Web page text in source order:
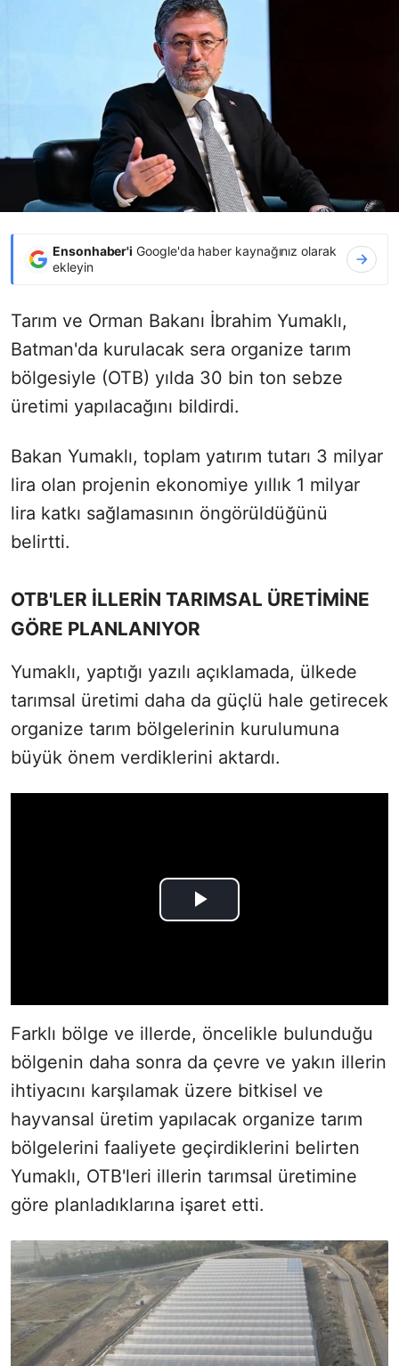
Ensonhaber'i Google'da haber kaynağınız olarak
ekleyin
Tarım ve Orman Bakanı İbrahim Yumaklı,
Batman'da kurulacak sera organize tarım
bölgesiyle (OTB) yılda 30 bin ton sebze
üretimi yapılacağını bildirdi.
Bakan Yumaklı, toplam yatırım tutarı 3 milyar
lira olan projenin ekonomiye yıllık 1 milyar
lira katkı sağlamasının öngörüldüğünü
belirtti.
OTB'LER İLLERİN TARIMSAL ÜRETİMİNE
GÖRE PLANLANIYOR
Yumaklı, yaptığı yazılı açıklamada, ülkede
tarımsal üretimi daha da güçlü hale getirecek
organize tarım bölgelerinin kurulumuna
büyük önem verdiklerini aktardı.
Farklı bölge ve illerde, öncelikle bulunduğu
bölgenin daha sonra da çevre ve yakın illerin
ihtiyacını karşılamak üzere bitkisel ve
hayvansal üretim yapılacak organize tarım
bölgelerini faaliyete geçirdiklerini belirten
Yumaklı, OTB'leri illerin tarımsal üretimine
göre planladıklarına işaret etti.